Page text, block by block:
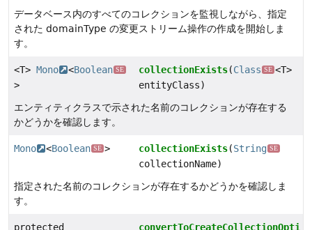
データベース内のすべてのコレクションを監視しながら、指定
された domainType の変更ストリーム操作の作成を開始しま
す。
<T> Mono <Boolean SE
>
collectionExists(Class SE <T>
entityClass)
エンティティクラスで示された名前のコレクションが存在する
かどうかを確認します。
Mono <Boolean SE > collectionExists(String SE
collectionName)
指定された名前のコレクションが存在するかどうかを確認しま
す。
protected
convertToCreateCollectionOpti